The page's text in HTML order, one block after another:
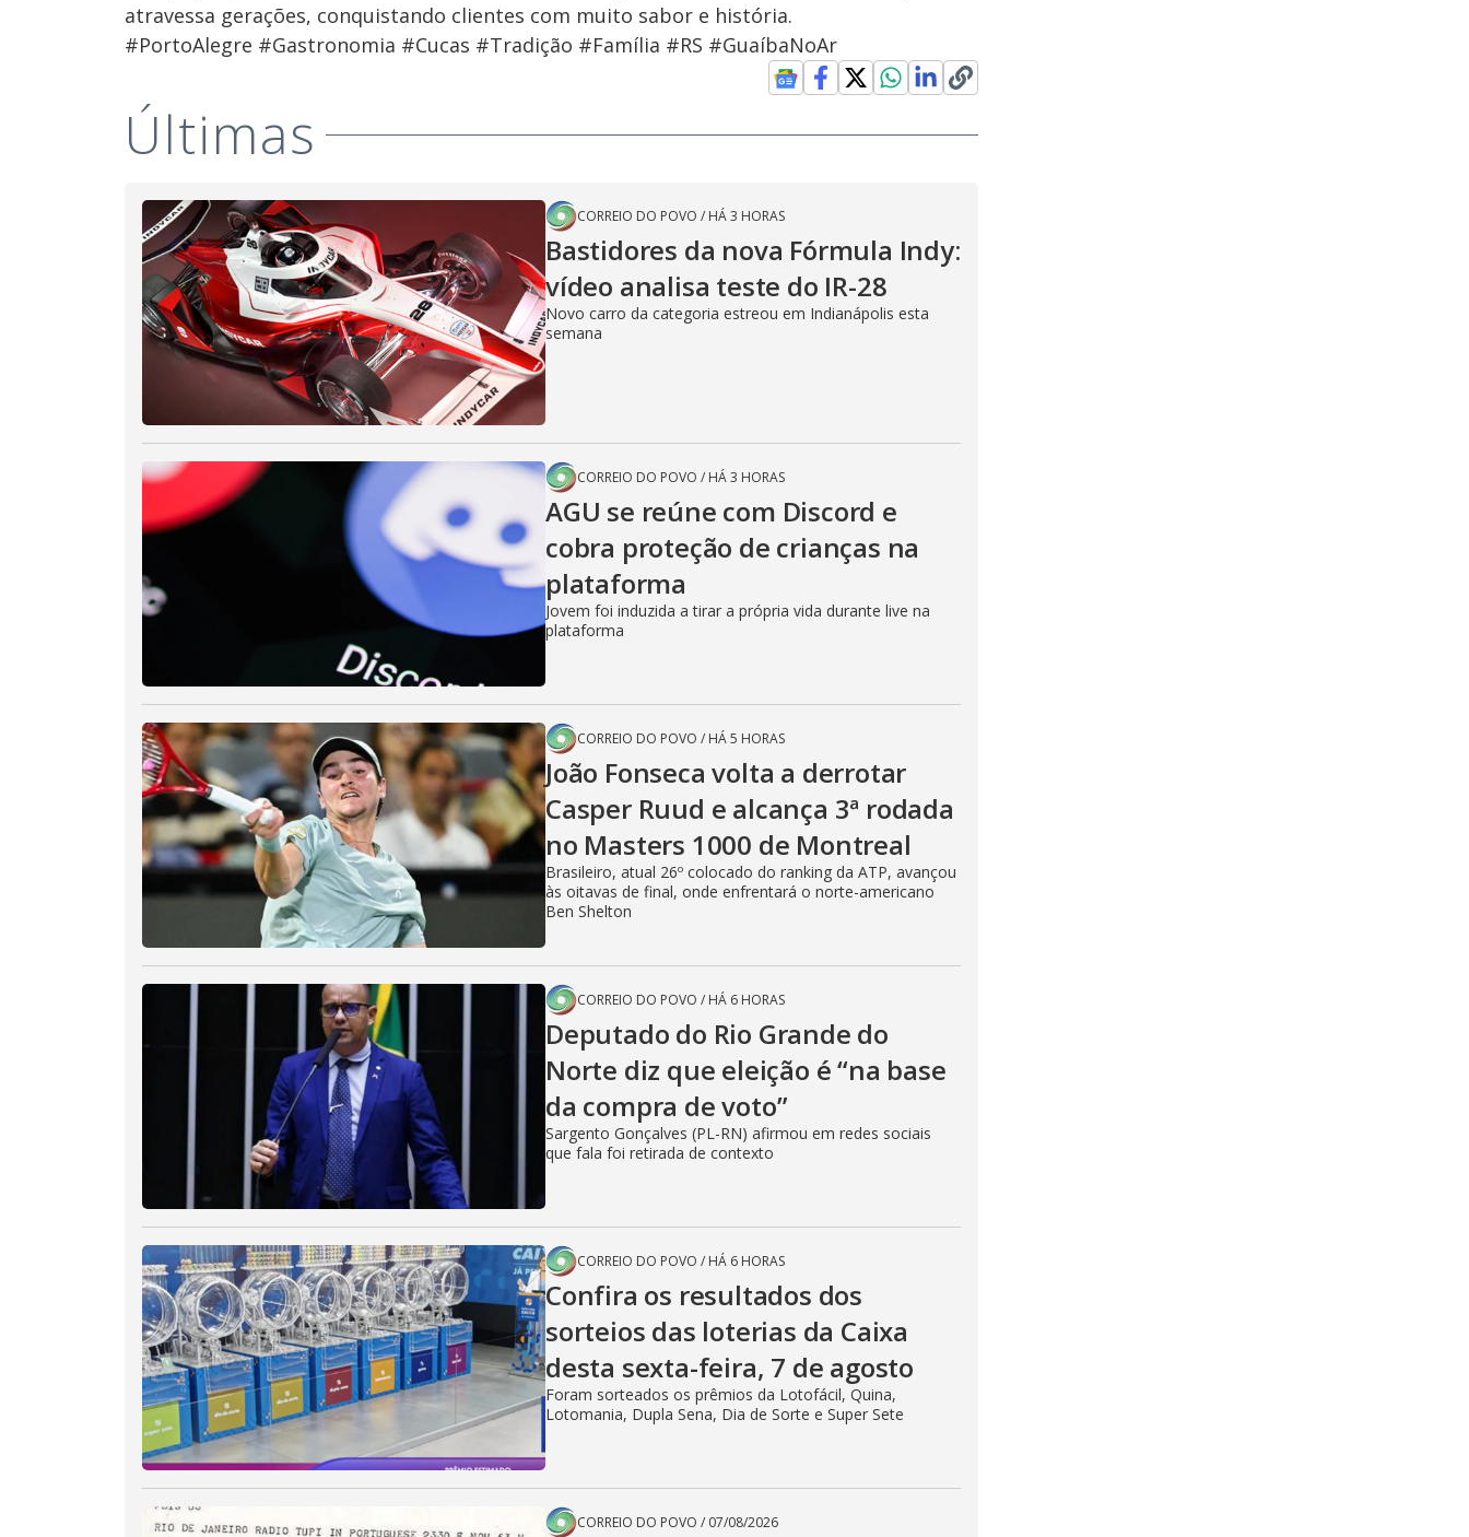
atravessa gerações, conquistando clientes com muito sabor e história.
#PortoAlegre #Gastronomia #Cucas #Tradição #Família #RS #GuaíbaNoAr
Últimas
CORREIO DO POVO / HÁ 3 HORAS
Bastidores da nova Fórmula Indy:
vídeo analisa teste do IR-28
Novo carro da categoria estreou em Indianápolis esta
semana
CORREIO DO POVO / HÁ 3 HORAS
AGU se reúne com Discord e
cobra proteção de crianças na
plataforma
Jovem foi induzida a tirar a própria vida durante live na
plataforma
CORREIO DO POVO / HÁ 5 HORAS
João Fonseca volta a derrotar
Casper Ruud e alcança 3ª rodada
no Masters 1000 de Montreal
Brasileiro, atual 26º colocado do ranking da ATP, avançou
às oitavas de final, onde enfrentará o norte-americano
Ben Shelton
CORREIO DO POVO / HÁ 6 HORAS
Deputado do Rio Grande do
Norte diz que eleição é “na base
da compra de voto”
Sargento Gonçalves (PL-RN) afirmou em redes sociais
que fala foi retirada de contexto
CORREIO DO POVO / HÁ 6 HORAS
Confira os resultados dos
sorteios das loterias da Caixa
desta sexta-feira, 7 de agosto
Foram sorteados os prêmios da Lotofácil, Quina,
Lotomania, Dupla Sena, Dia de Sorte e Super Sete
CORREIO DO POVO / 07/08/2026